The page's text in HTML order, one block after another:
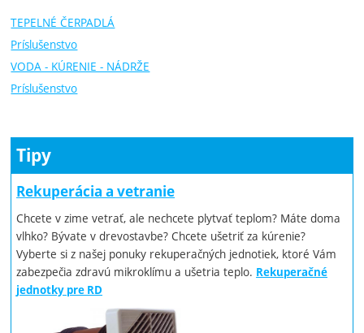
TEPELNÉ ČERPADLÁ
Príslušenstvo
VODA - KÚRENIE - NÁDRŽE
Príslušenstvo
Tipy
Rekuperácia a vetranie
Chcete v zime vetrať, ale nechcete plytvať teplom? Máte doma
vlhko? Bývate v drevostavbe? Chcete ušetriť za kúrenie?
Vyberte si z našej ponuky rekuperačných jednotiek, ktoré Vám
zabezpečia zdravú mikroklímu a ušetria teplo. Rekuperačné
jednotky pre RD